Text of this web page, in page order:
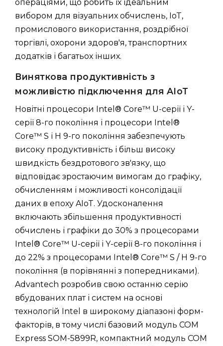
операціями, що робить їх ідеальним
вибором для візуальних обчислень, IoT,
промислового використання, роздрібної
торгівлі, охорони здоров'я, транспортних
додатків і багатьох інших.
Виняткова продуктивність з
можливістю підключення для AIoT
Новітні процесори Intel® Core™ U-серії і Y-
серії 8-го покоління і процесори Intel®
Core™ S і H 9-го покоління забезпечують
високу продуктивність і більш високу
швидкість бездротового зв'язку, що
відповідає зростаючим вимогам до графіку,
обчисленням і можливості консолідації
даних в епоху AIoT. Удосконалення
включають збільшення продуктивності
обчислень і графіки до 30% з процесорами
Intel® Core™ U-серії і Y-серії 8-го покоління і
до 22% з процесорами Intel® Core™ S / H 9-го
покоління (в порівнянні з попередниками).
Advantech розробив свою останню серію
вбудованих плат і систем на основі
технологій Intel в широкому діапазоні форм-
факторів, в тому числі базовий модуль COM
Express SOM-5899R, компактний модуль COM